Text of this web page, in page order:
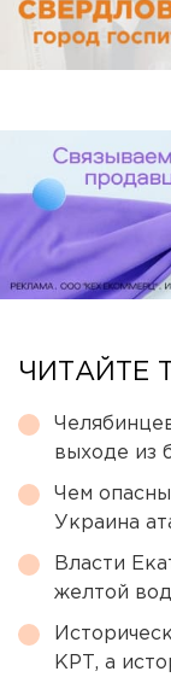
ЧИТАЙТЕ
выходе из
Чем
Украина
Власти
желтой
КРТ, а